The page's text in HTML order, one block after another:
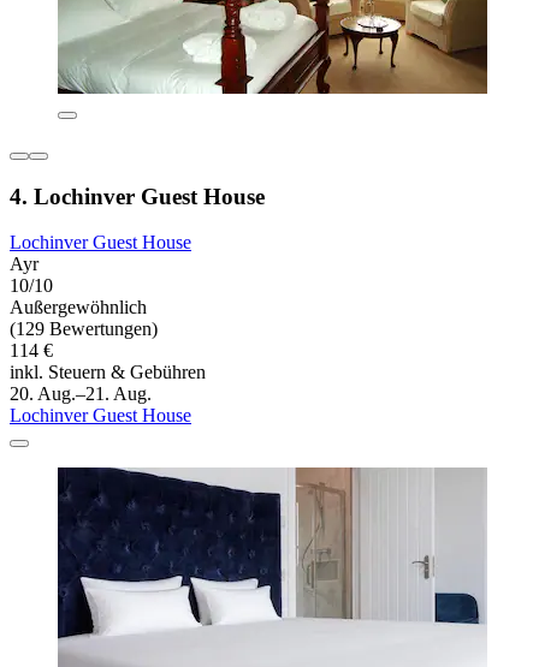
4. Lochinver Guest House
Lochinver Guest House
Ayr
10/10
Außergewöhnlich
(129 Bewertungen)
114 €
inkl. Steuern & Gebühren
20. Aug.–21. Aug.
Lochinver Guest House